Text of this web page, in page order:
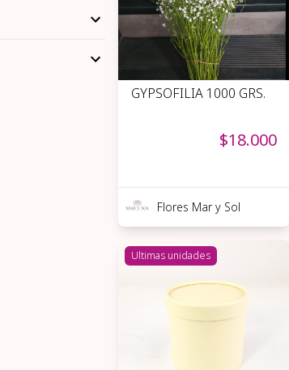
GYPSOFILIA 1000 GRS.
$18.000
Flores Mar y Sol
Ultimas unidades